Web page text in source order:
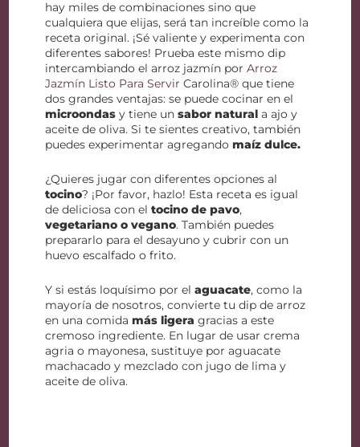
hay miles de combinaciones sino que
cualquiera que elijas, será tan increíble como la
receta original. ¡Sé valiente y experimenta con
diferentes sabores! Prueba este mismo dip
intercambiando el arroz jazmín porArroz
Jazmín Listo Para Servir Carolina® que tiene
dos grandes ventajas: se puede cocinar en el
microondas y tiene unsabor natural a ajo y
aceite de oliva. Si te sientes creativo, también
puedes experimentar agregandomaíz dulce.
¿Quieres jugar con diferentes opciones al
tocino? ¡Por favor, hazlo! Esta receta es igual
de deliciosa con el tocino de pavo,
vegetariano o vegano. También puedes
prepararlo para el desayuno y cubrir con un
huevo escalfado o frito.
Y si estás loquísimo por elaguacate, como la
mayoría de nosotros, convierte tu dip de arroz
en una comidamás ligera gracias a este
cremoso ingrediente. En lugar de usar crema
agria o mayonesa, sustituye por aguacate
machacado y mezclado con jugo de lima y
aceite de oliva.